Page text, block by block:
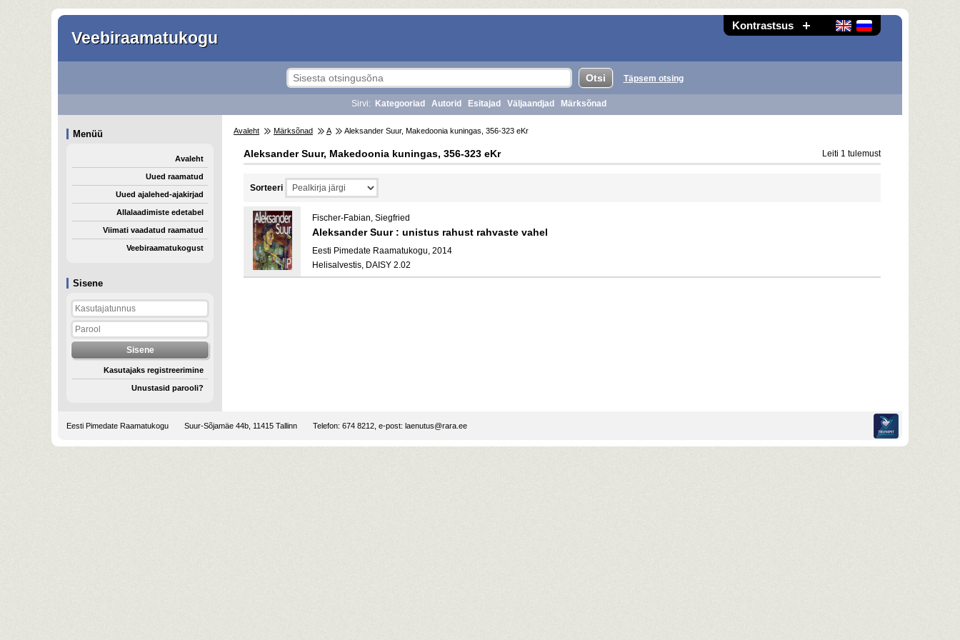
Kontrastsus
Veebiraamatukogu
Sisene
Kasutajaks registreerimine
Unustasid parooli?
Täpsem otsing
Sirvi: Kategooriad Autorid Esitajad Väljaandjad Märksõnad
Menüü
Avaleht
Uued raamatud
Uued ajalehed-ajakirjad
Allalaadimiste edetabel
Viimati vaadatud raamatud
Veebiraamatukogust
Avaleht Märksõnad A Aleksander Suur, Makedoonia kuningas, 356-323 eKr
Aleksander Suur, Makedoonia kuningas, 356-323 eKr Leiti 1 tulemust
Sorteeri
Fischer-Fabian, Siegfried
Aleksander Suur : unistus rahust rahvaste vahel
Eesti Pimedate Raamatukogu, 2014
Helisalvestis, DAISY 2.02
Eesti Pimedate Raamatukogu Suur-Sõjamäe 44b, 11415 Tallinn Telefon: 674 8212, e-post: laenutus@rara.ee